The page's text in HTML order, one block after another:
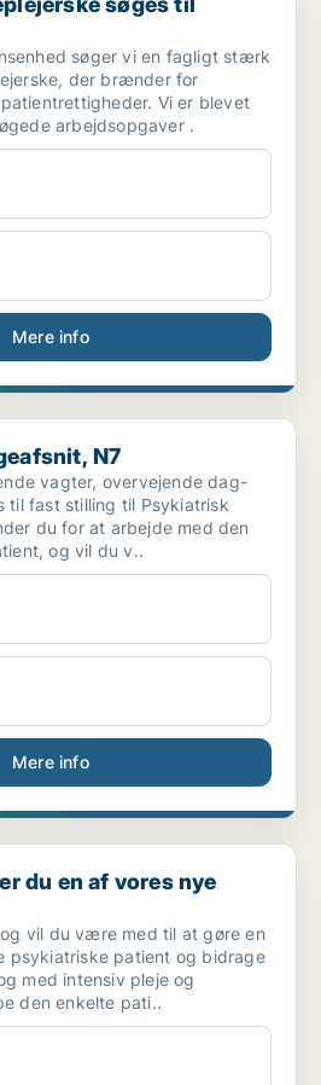
søger vi en fagligt stærk
der brænder for
Vi er blevet
arbejdsopgaver .
Mere info
N7
vagter, overvejende dag-
til fast stilling til Psykiatrisk
du for at arbejde med den
og vil du v..
Mere info
vores nye sygeplejers...
du en af vores nye
vil du være med til at gøre en
psykiatriske patient og bidrage
med intensiv pleje og
den enkelte pati..